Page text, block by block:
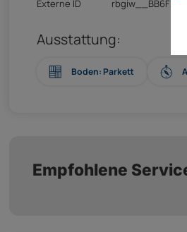
Externe ID
Ausstattung:
Boden: Parkett
Empfohlene